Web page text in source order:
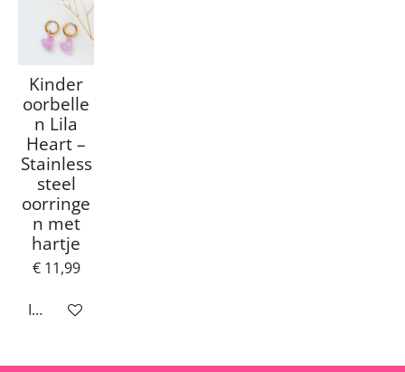
Kinder
oorbelle
n Lila
Heart –
Stainless
steel
oorringe
n met
hartje
€ 11,99
In winkelwagen